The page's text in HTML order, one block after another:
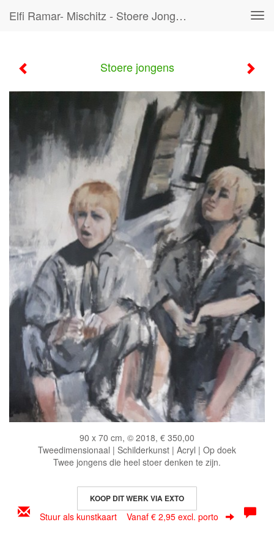
Elfi Ramar- Mischitz - Stoere Jongens
Stoere jongens
90 x 70 cm, © 2018, € 350,00
Tweedimensionaal | Schilderkunst | Acryl | Op doek
Twee jongens die heel stoer denken te zijn.
KOOP DIT WERK VIA EXTO
Stuur als kunstkaart Vanaf € 2,95 excl. porto